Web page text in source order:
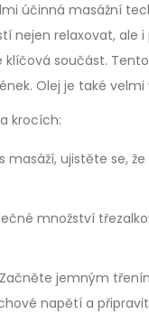
účinná masážní
nejen relaxovat, ale
klíčová součást.
Olej je také velmi
krocích:
masáží, ujistěte se,
množství
jemným
napětí a